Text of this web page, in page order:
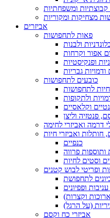
ומשפחתיות
מצחיקות ומקוריות
אביזרים
פאות לתחפושות
ולבנות
אפור וקרחות
ופנקיסטיות
גבריות
כובעים לתחפושות
חיות לתחפושות
ולתקופות
וקלאסיים
פנטזיה וליצן
דרמה ואביזרי לחימה
חותלות ואביזרי חיות
כנפיים
ותוספות פרווה
וסטים לחיות
ופריטי לבוש קטנים
לתחפושת
ופפיונים
וקצרות)
(על הרגל)
אביזרי כח וקסם